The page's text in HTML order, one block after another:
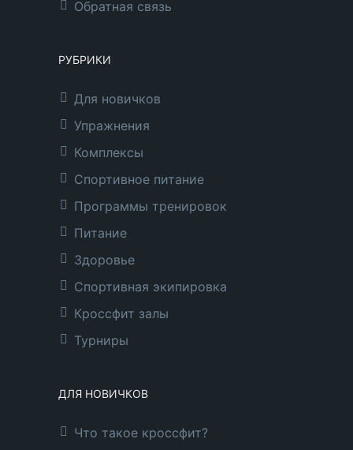
Обратная связь
РУБРИКИ
Для новичков
Упражнения
Комплексы
Спортивное питание
Программы тренировок
Питание
Здоровье
Спортивная экипировка
Кроссфит залы
Турниры
ДЛЯ НОВИЧКОВ
Что такое кроссфит?